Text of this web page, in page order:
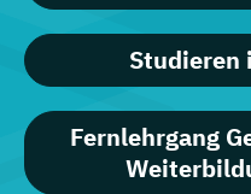
Studieren
Fernlehrgang